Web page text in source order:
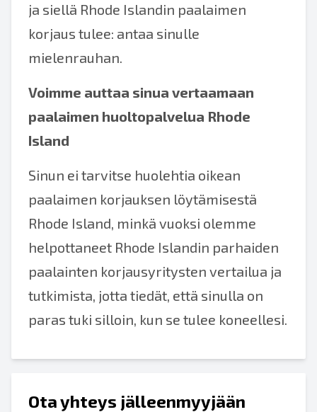
ja siellä Rhode Islandin paalaimen
korjaus tulee: antaa sinulle
mielenrauhan.
Voimme auttaa sinua vertaamaan
paalaimen huoltopalvelua Rhode
Island
Sinun ei tarvitse huolehtia oikean
paalaimen korjauksen löytämisestä
Rhode Island, minkä vuoksi olemme
helpottaneet Rhode Islandin parhaiden
paalainten korjausyritysten vertailua ja
tutkimista, jotta tiedät, että sinulla on
paras tuki silloin, kun se tulee koneellesi.
Ota yhteys jälleenmyyjään